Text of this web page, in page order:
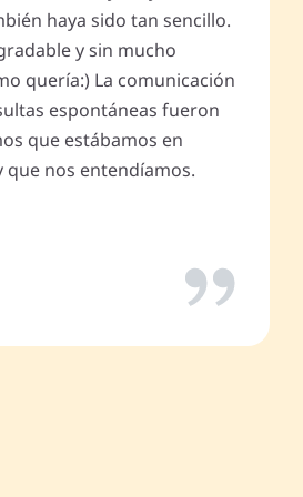
haya sido tan sencillo.
y sin mucho
quería:) La comunicación
espontáneas fueron
que estábamos en
que nos entendíamos.